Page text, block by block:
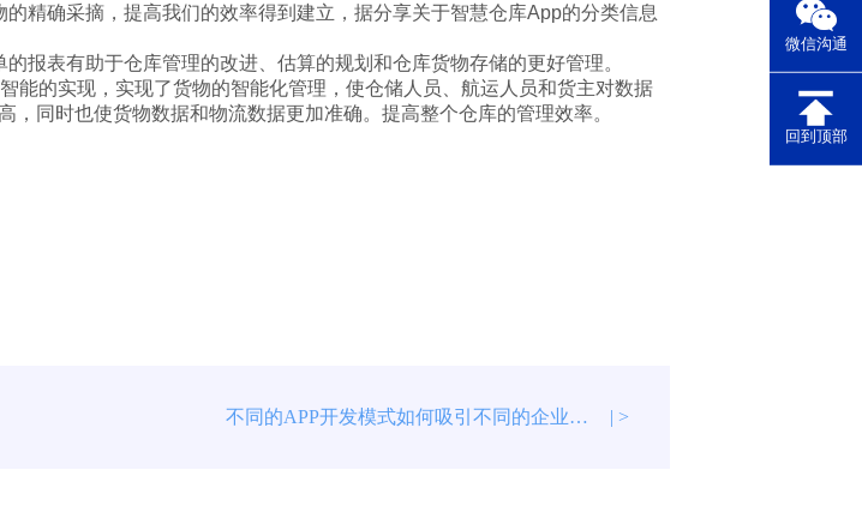
微信沟通
回到顶部
精确采摘，提高我们的效率得到建立，据分享关于智慧仓库App的分类信息
报表有助于仓库管理的改进、估算的规划和仓库货物存储的更好管理。
能的实现，实现了货物的智能化管理，使仓储人员、航运人员和货主对数据
同时也使货物数据和物流数据更加准确。提高整个仓库的管理效率。
不同的APP开发模式如何吸引不同的企业类型 | >